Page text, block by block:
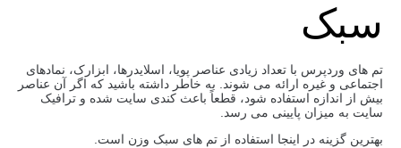
سبک
تم های وردپرس با تعداد زیادی عناصر پویا، اسلایدرها، ابزارک، نمادهای
اجتماعی و غیره ارائه می شوند. به خاطر داشته باشید که اگر آن عناصر
بیش از اندازه استفاده شود، قطعاً باعث کندی سایت شده و ترافیک
سایت به میزان پایینی می رسد.
بهترین گزینه در اینجا استفاده از تم های سبک وزن است.